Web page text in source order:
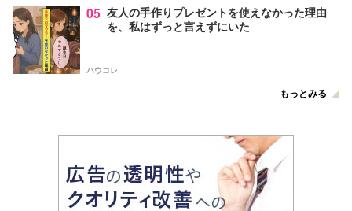
05 友人の手作りプレゼントを使えなかった理由
を、私はずっと言えずにいた
ハウコレ
もっとみる